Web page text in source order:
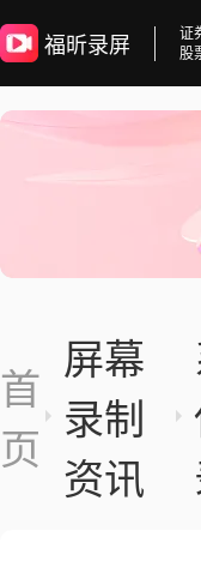
福昕录屏
证
股
首
页
屏幕
录制
资讯